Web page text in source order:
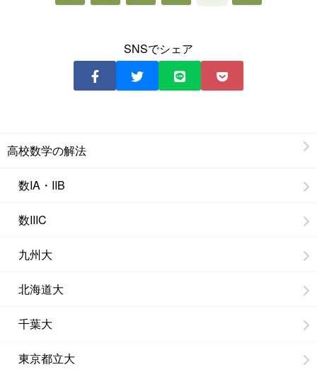
SNSでシェア
高校数学の解法
数IA・IIB
数IIIC
九州大
北海道大
千葉大
東京都立大